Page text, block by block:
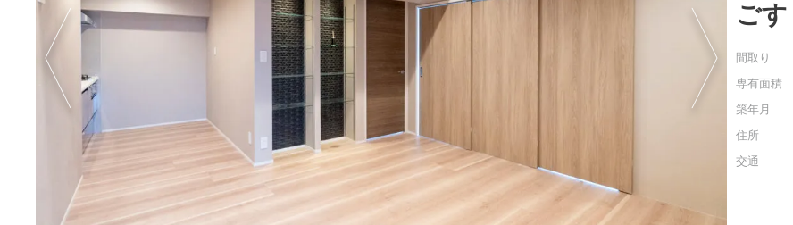
ごす
間取り
専有面積
築年月
住所
交通